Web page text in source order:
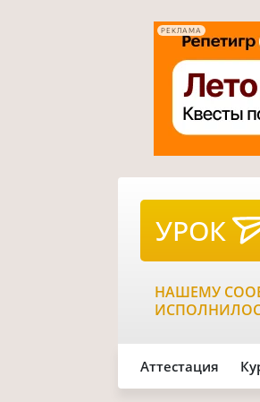
РЕКЛАМА
УРОК
НАШЕМУ
Аттестация